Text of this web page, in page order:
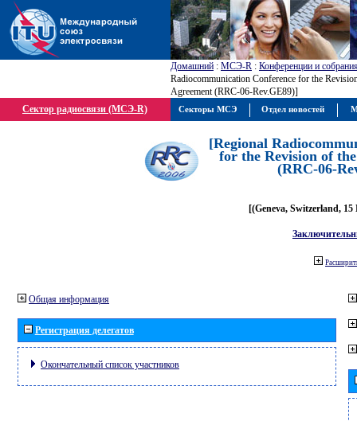
Домашний : МСЭ-R : Конференции и
Radiocommunication Conference for the
Agreement (RRC-06-Rev.GE89)]
Сектор радиосвязи (МСЭ-R)
[Regional
for the Revision of
(RRC-06-
[(Geneva, Switzerland, 15
Общая информация
Регистрация делегатов
Окончательный список участников
Секторы МСЭ Отдел новостей